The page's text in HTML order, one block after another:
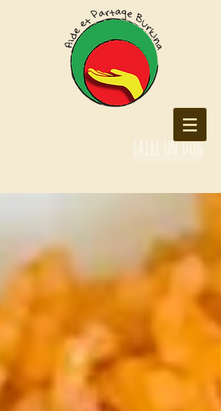
FAIRE UN DON